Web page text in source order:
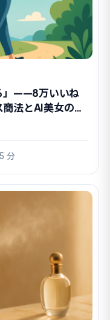
」——8万いいね
法とAI美女の関
分